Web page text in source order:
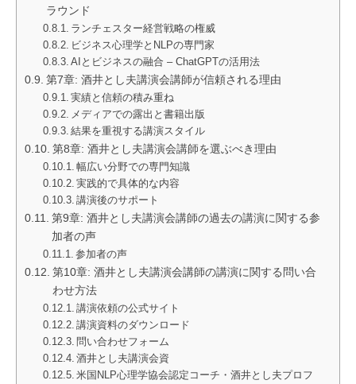
ラウンド
ランチェスター経営戦略の権威
ビジネス心理学とNLPの専門家
AIとビジネスの融合 – ChatGPTの活用法
第7章: 酒井とし夫講演会講師が信頼される理由
実績と信頼の積み重ね
メディアでの露出と書籍出版
結果を重視する講演スタイル
第8章: 酒井とし夫講演会講師を選ぶべき理由
幅広い分野での専門知識
実践的で具体的な内容
講演後のサポート
第9章: 酒井とし夫講演会講師の過去の講演に関する参
加者の声
参加者の声
第10章: 酒井とし夫講演会講師の講演に関する問い合
わせ方法
講演依頼の公式サイト
講演資料のダウンロード
問い合わせフォーム
酒井とし夫講演会資
米国NLP心理学協会認定コーチ・酒井とし夫プロフ